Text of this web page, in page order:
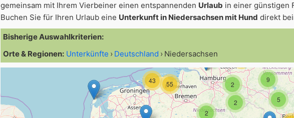
gemeinsam mit Ihrem Vierbeiner einen entspannenden Urlaub in einer günstigen
Buchen Sie für Ihren Urlaub eine Unterkunft in Niedersachsen mit Hund direkt
Bisherige Auswahlkriterien:
Orte & Regionen: Unterkünfte Deutschland Niedersachsen
2
2
2
5
9
43 55
22